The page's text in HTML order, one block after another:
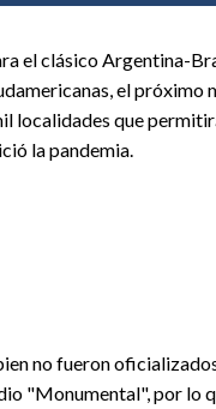
el clásico Argentina-
el próximo
localidades que
la pandemia.
no fueron
"Monumental", por lo